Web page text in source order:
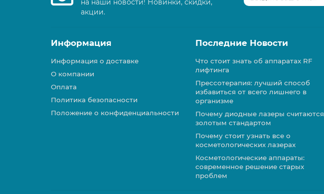
на наши новости! Новинки, скидки,
акции.
Информация
Информация о доставке
О компании
Оплата
Политика безопасности
Положение о конфиденциальности
Последние Новости
Что стоит знать об аппаратах RF
лифтинга
Прессотерапия: лучший способ
избавиться от всего лишнего в
организме
Почему диодные лазеры считаются
золотым стандартом
Почему стоит узнать все о
косметологических лазерах
Косметологические аппараты:
современное решение старых
проблем